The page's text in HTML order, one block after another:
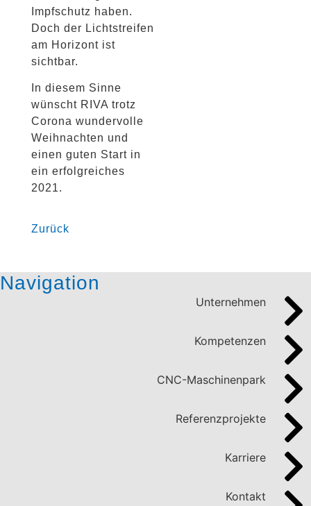
Impfschutz haben.
Doch der Lichtstreifen
am Horizont ist
sichtbar.
In diesem Sinne
wünscht RIVA trotz
Corona wundervolle
Weihnachten und
einen guten Start in
ein erfolgreiches
2021.
Zurück
Navigation
Unternehmen
Kompetenzen
CNC-Maschinenpark
Referenzprojekte
Karriere
Kontakt